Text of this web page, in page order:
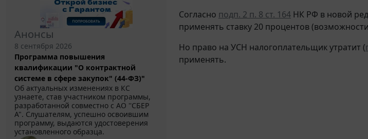
Анонсы
8 сентября 2026
Программа повышения
квалификации "О контрактной
системе в сфере закупок" (44-ФЗ)"
Об актуальных изменениях в КС
узнаете, став участником программы,
разработанной совместно с АО ''СБЕР
А". Слушателям, успешно освоившим
программу, выдаются удостоверения
установленного образца.
Согласно подп. 2 п. 8 ст. 164 НК РФ в новой
применять ставку 20 процентов
Но право на УСН налогоплательщик утратит (
применять.